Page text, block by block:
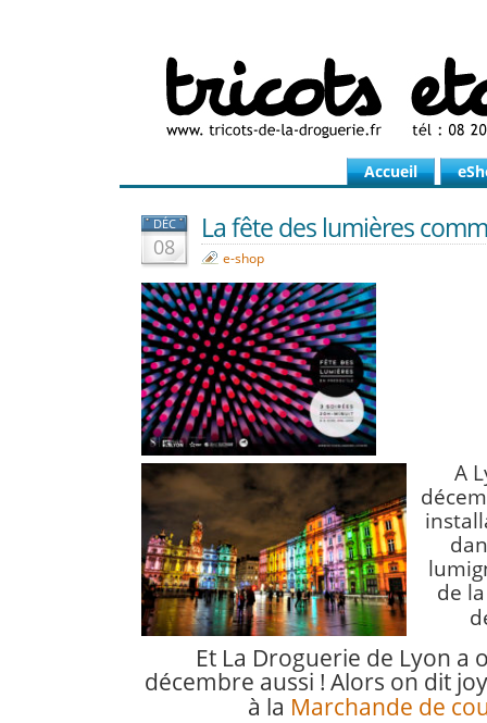
Accueil
DÉC
08
La fête des lumières
e-shop
A
de
Et La Droguerie de Lyon a
décembre aussi ! Alors on dit
à la Marchande de